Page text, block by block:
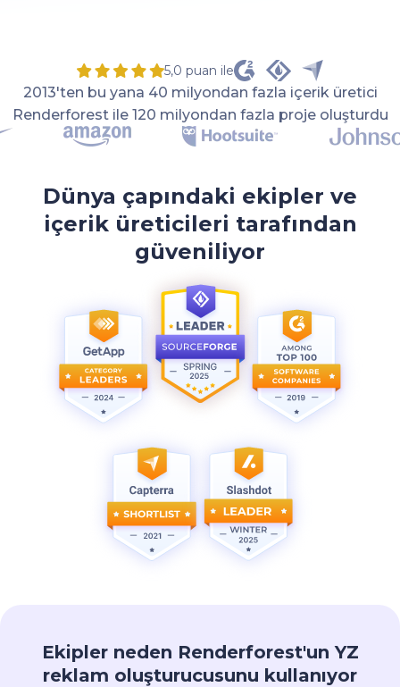
5,0 puan ile
2013'ten bu yana 40 milyondan fazla içerik üretici
Renderforest ile 120 milyondan fazla proje oluşturdu
Dünya çapındaki ekipler ve
içerik üreticileri tarafından
güveniliyor
Ekipler neden Renderforest'un YZ
reklam oluşturucusunu kullanıyor